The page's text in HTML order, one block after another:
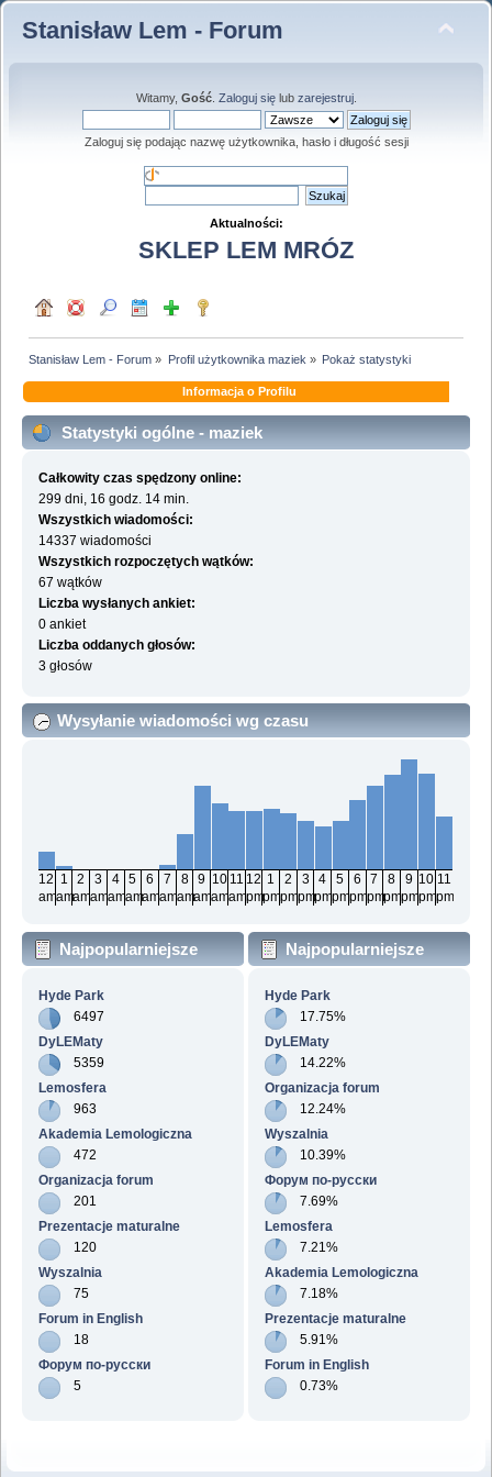
Stanisław Lem - Forum
Witamy, Gość. Zaloguj sięlub zarejestruj.
Zaloguj się podając nazwę użytkownika, hasło i długość sesji
Aktualności:
SKLEP LEM MRÓZ
Stanisław Lem - Forum » Profil użytkownika maziek » Pokaż statystyki
Informacja o Profilu
Statystyki ogólne - maziek
Całkowity czas spędzony online:
299 dni, 16 godz. 14 min.
Wszystkich wiadomości:
14337 wiadomości
Wszystkich rozpoczętych wątków:
67 wątków
Liczba wysłanych ankiet:
0 ankiet
Liczba oddanych głosów:
3 głosów
Wysyłanie wiadomości wg czasu
12
am
1
am
2
am
3
am
4
am
5
am
6
am
7
am
8
am
9
am
10
am
11
am
12
pm
1
pm
2
pm
3
pm
4
pm
5
pm
6
pm
7
pm
8
pm
9
pm
10
pm
11
pm
Najpopularniejsze
Hyde Park
6497
DyLEMaty
5359
Lemosfera
963
Akademia Lemologiczna
472
Organizacja forum
201
Prezentacje maturalne
120
Wyszalnia
75
Forum in English
18
Форум по-русски
5
Najpopularniejsze
Hyde Park
17.75%
DyLEMaty
14.22%
Organizacja forum
12.24%
Wyszalnia
10.39%
Форум по-русски
7.69%
Lemosfera
7.21%
Akademia Lemologiczna
7.18%
Prezentacje maturalne
5.91%
Forum in English
0.73%